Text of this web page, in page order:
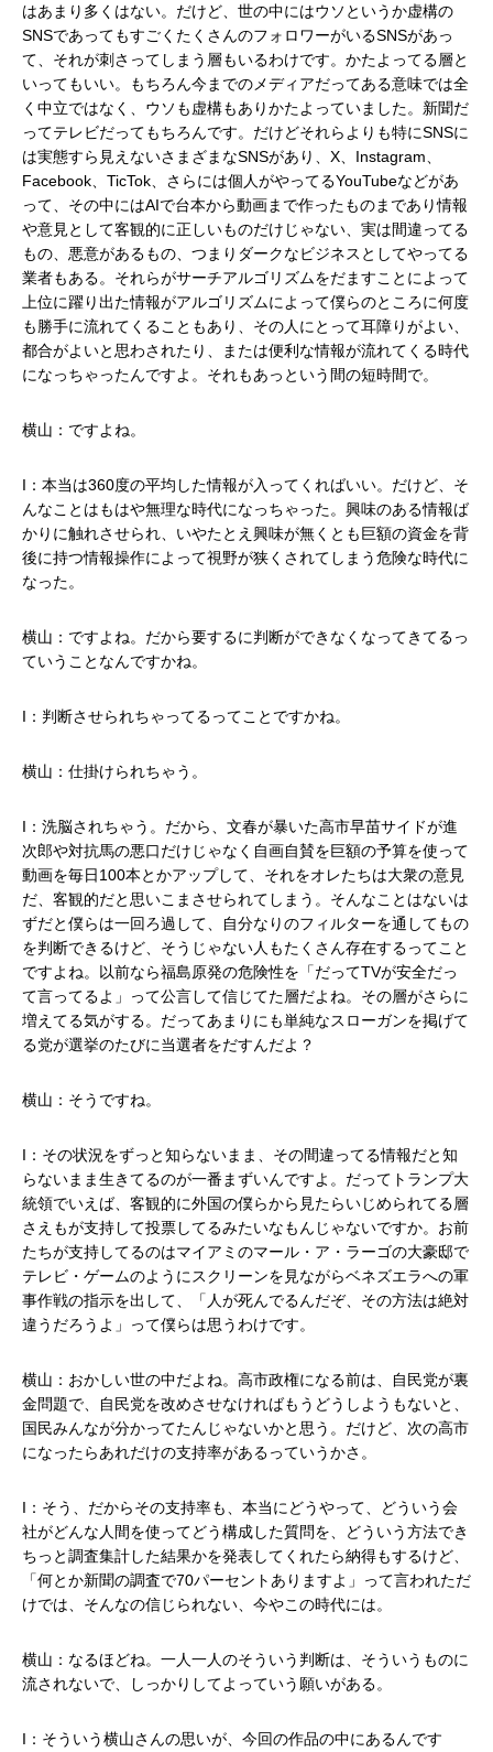
はあまり多くはない。だけど、世の中にはウソというか虚構の
SNSであってもすごくたくさんのフォロワーがいるSNSがあっ
て、それが刺さってしまう層もいるわけです。かたよってる層と
いってもいい。もちろん今までのメディアだってある意味では全
く中立ではなく、ウソも虚構もありかたよっていました。新聞だ
ってテレビだってもちろんです。だけどそれらよりも特にSNSに
は実態すら見えないさまざまなSNSがあり、X、Instagram、
Facebook、TicTok、さらには個人がやってるYouTubeなどがあ
って、その中にはAIで台本から動画まで作ったものまであり情報
や意見として客観的に正しいものだけじゃない、実は間違ってる
もの、悪意があるもの、つまりダークなビジネスとしてやってる
業者もある。それらがサーチアルゴリズムをだますことによって
上位に躍り出た情報がアルゴリズムによって僕らのところに何度
も勝手に流れてくることもあり、その人にとって耳障りがよい、
都合がよいと思わされたり、または便利な情報が流れてくる時代
になっちゃったんですよ。それもあっという間の短時間で。
横山：ですよね。
I：本当は360度の平均した情報が入ってくればいい。だけど、そ
んなことはもはや無理な時代になっちゃった。興味のある情報ば
かりに触れさせられ、いやたとえ興味が無くとも巨額の資金を背
後に持つ情報操作によって視野が狭くされてしまう危険な時代に
なった。
横山：ですよね。だから要するに判断ができなくなってきてるっ
ていうことなんですかね。
I：判断させられちゃってるってことですかね。
横山：仕掛けられちゃう。
I：洗脳されちゃう。だから、文春が暴いた高市早苗サイドが進
次郎や対抗馬の悪口だけじゃなく自画自賛を巨額の予算を使って
動画を毎日100本とかアップして、それをオレたちは大衆の意見
だ、客観的だと思いこまさせられてしまう。そんなことはないは
ずだと僕らは一回ろ過して、自分なりのフィルターを通してもの
を判断できるけど、そうじゃない人もたくさん存在するってこと
ですよね。以前なら福島原発の危険性を「だってTVが安全だっ
て言ってるよ」って公言して信じてた層だよね。その層がさらに
増えてる気がする。だってあまりにも単純なスローガンを掲げて
る党が選挙のたびに当選者をだすんだよ？
横山：そうですね。
I：その状況をずっと知らないまま、その間違ってる情報だと知
らないまま生きてるのが一番まずいんですよ。だってトランプ大
統領でいえば、客観的に外国の僕らから見たらいじめられてる層
さえもが支持して投票してるみたいなもんじゃないですか。お前
たちが支持してるのはマイアミのマール・ア・ラーゴの大豪邸で
テレビ・ゲームのようにスクリーンを見ながらベネズエラへの軍
事作戦の指示を出して、「人が死んでるんだぞ、その方法は絶対
違うだろうよ」って僕らは思うわけです。
横山：おかしい世の中だよね。高市政権になる前は、自民党が裏
金問題で、自民党を改めさせなければもうどうしようもないと、
国民みんなが分かってたんじゃないかと思う。だけど、次の高市
になったらあれだけの支持率があるっていうかさ。
I：そう、だからその支持率も、本当にどうやって、どういう会
社がどんな人間を使ってどう構成した質問を、どういう方法でき
ちっと調査集計した結果かを発表してくれたら納得もするけど、
「何とか新聞の調査で70パーセントありますよ」って言われただ
けでは、そんなの信じられない、今やこの時代には。
横山：なるほどね。一人一人のそういう判断は、そういうものに
流されないで、しっかりしてよっていう願いがある。
I：そういう横山さんの思いが、今回の作品の中にあるんです